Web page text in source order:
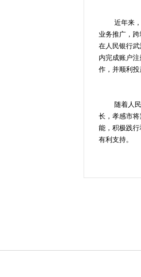
近年来，交
业务推广，
在人民银行
内完成账户
作，并顺利投
随着人民币
长，孝感市
能，积极践
有利支持。